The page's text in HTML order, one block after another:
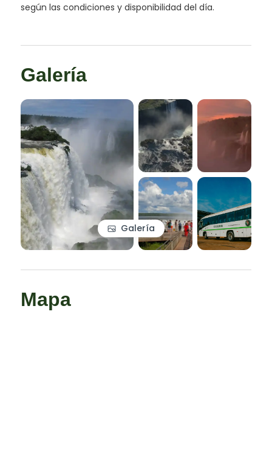
según las condiciones y disponibilidad del día.
Galería
Galería
Mapa